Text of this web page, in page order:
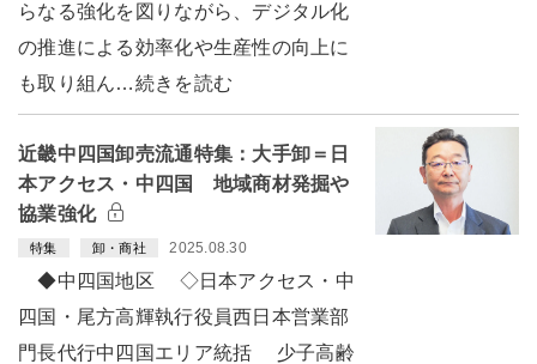
らなる強化を図りながら、デジタル化
の推進による効率化や生産性の向上に
も取り組ん…続きを読む
近畿中四国卸売流通特集：大手卸＝日
本アクセス・中四国 地域商材発掘や
協業強化
特集 卸・商社 2025.08.30
◆中四国地区 ◇日本アクセス・中
四国・尾方高輝執行役員西日本営業部
門長代行中四国エリア統括 少子高齢